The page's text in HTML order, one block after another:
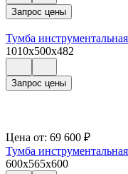
Запрос цены
Тумба
1010x500x482
Запрос цены
Цена от: 69 600 ₽
Тумба
600x565x600